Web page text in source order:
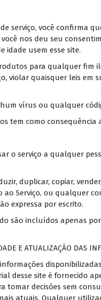
serviço, você confirma
nos deu seu
idade usem esse site.
para qualquer fim
violar quaisquer leis em
vírus ou qualquer
tem como consequência
o serviço a qualquer
duplicar, copiar,
ao Serviço, ou qualquer
expressa por escrito.
são incluídos apenas
E ATUALIZAÇÃO DAS
desse site é fornecido
tomar decisões sem
atuais. Qualquer